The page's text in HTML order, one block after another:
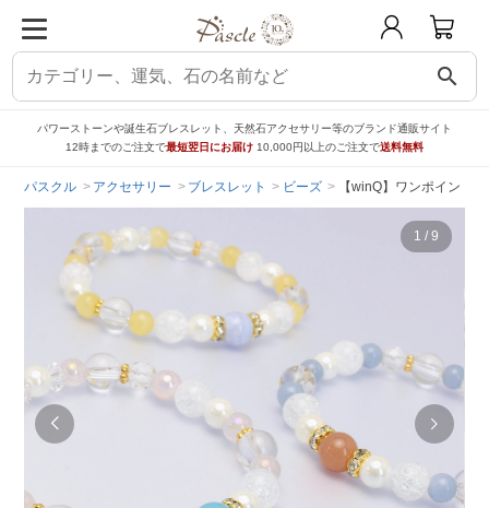
search
パワーストーンや誕生石ブレスレット、天然石アクセサリー等のブランド通販サイト
12時までのご注文で最短翌日にお届け 10,000円以上のご注文で送料無料
パスクル アクセサリー ブレスレット ビーズ 【winQ】ワンポイント
1 / 9